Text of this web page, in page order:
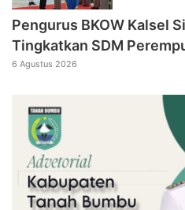
Pengurus BKOW Kalsel
Tingkatkan SDM
6 Agustus 2026